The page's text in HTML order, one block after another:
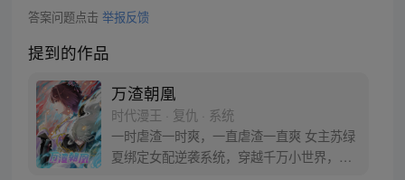
答案问题点击 举报反馈
提到的作品
万渣朝凰
时代漫王 · 复仇 · 系统
一时虐渣一时爽，一直虐渣一直爽 女主苏绿
夏绑定女配逆袭系统，穿越千万小世界，花